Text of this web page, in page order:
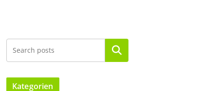
Suchen
Kategorien